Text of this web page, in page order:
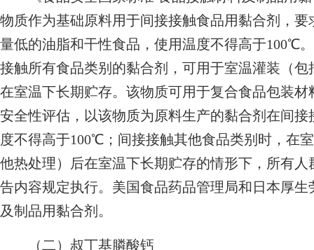
物质作为基础原料用于间接接触食品用黏合剂，
量低的油脂和干性食品，使用温度不得高于100℃
接触所有食品类别的黏合剂，可用于室温灌装（
在室温下长期贮存。该物质可用于复合食品包装
安全性评估，以该物质为原料生产的黏合剂在间
度不得高于100℃；间接接触其他食品类别时，在
他热处理）后在室温下长期贮存的情形下，所有
告内容规定执行。美国食品药品管理局和日本厚
及制品用黏合剂。
（二）叔丁基膦酸钙